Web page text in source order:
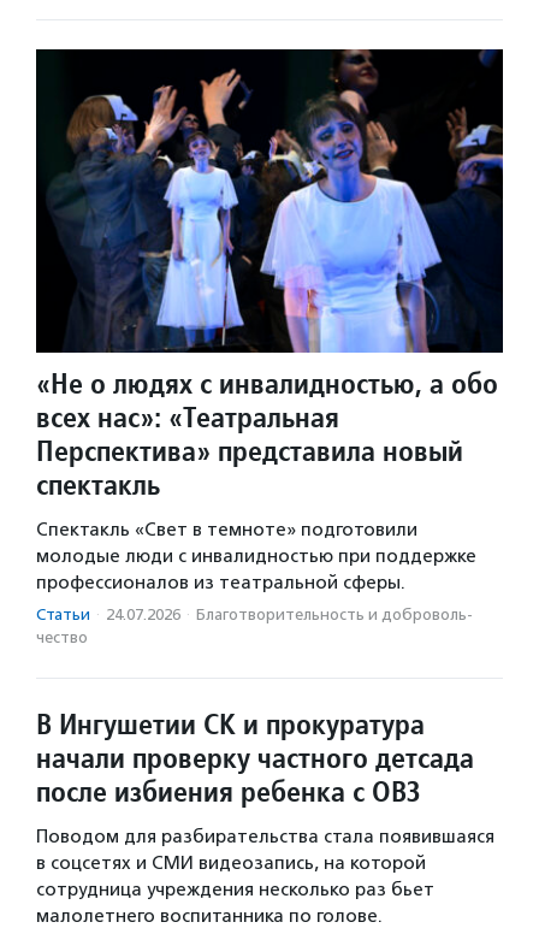
«Не о людях с инвалидностью, а обо
всех нас»: «Театральная
Перспектива» представила новый
спектакль
Спектакль «Свет в темноте» подготовили
молодые люди с инвалидностью при поддержке
профессионалов из театральной сферы.
Статьи · 24.07.2026 · Благотвори­тель­ность и доброволь­
чест­во
В Ингушетии СК и прокуратура
начали проверку частного детсада
после избиения ребенка с ОВЗ
Поводом для разбирательства стала появившаяся
в соцсетях и СМИ видеозапись, на которой
сотрудница учреждения несколько раз бьет
малолетнего воспитанника по голове.